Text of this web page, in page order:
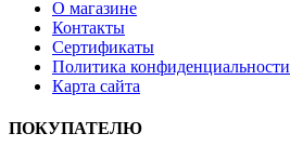
О магазине
Контакты
Сертификаты
Политика конфиденциальности
Карта сайта
ПОКУПАТЕЛЮ